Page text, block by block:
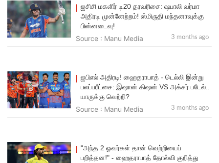
ஐசிசி மகளிர் டி20 தரவரிசை: ஷபாலி வர்மா
அதிரடி முன்னேற்றம்! ஸ்மிருதி மந்தனாவுக்கு
பின்னடைவு!
Source : Manu Media 3 months ago
ஐபிஎல் அதிரடி! ஹைதராபாத் - டெல்லி இன்று
பலப்பரீட்சை: இஷான் கிஷன் VS அக்சர் படேல்..
யாருக்கு வெற்றி?
Source : Manu Media 3 months ago
"அந்த 2 ஓவர்கள் தான் வெற்றியைப்
பறித்தன!" - ஹைதராபாத் தோல்வி குறித்து